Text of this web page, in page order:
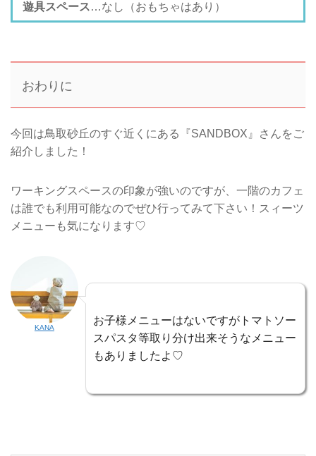
遊具スペース…なし（おもちゃはあり）
おわりに
今回は鳥取砂丘のすぐ近くにある『SANDBOX』さんをご
紹介しました！
ワーキングスペースの印象が強いのですが、一階のカフェ
は誰でも利用可能なのでぜひ行ってみて下さい！スィーツ
メニューも気になります♡
KANA
お子様メニューはないですがトマトソー
スパスタ等取り分け出来そうなメニュー
もありましたよ♡